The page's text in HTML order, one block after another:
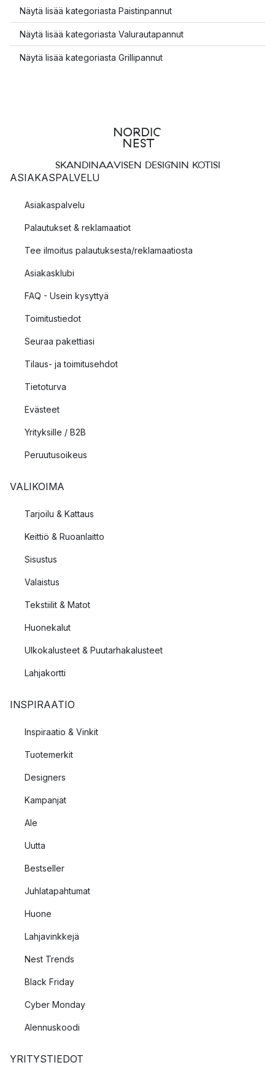
Näytä lisää kategoriasta Paistinpannut
Näytä lisää kategoriasta Valurautapannut
Näytä lisää kategoriasta Grillipannut
SKANDINAAVISEN DESIGNIN KOTISI
ASIAKASPALVELU
Asiakaspalvelu
Palautukset & reklamaatiot
Tee ilmoitus palautuksesta/reklamaatiosta
Asiakasklubi
FAQ - Usein kysyttyä
Toimitustiedot
Seuraa pakettiasi
Tilaus- ja toimitusehdot
Tietoturva
Evästeet
Yrityksille / B2B
Peruutusoikeus
VALIKOIMA
Tarjoilu & Kattaus
Keittiö & Ruoanlaitto
Sisustus
Valaistus
Tekstiilit & Matot
Huonekalut
Ulkokalusteet & Puutarhakalusteet
Lahjakortti
INSPIRAATIO
Inspiraatio & Vinkit
Tuotemerkit
Designers
Kampanjat
Ale
Uutta
Bestseller
Juhlatapahtumat
Huone
Lahjavinkkejä
Nest Trends
Black Friday
Cyber Monday
Alennuskoodi
YRITYSTIEDOT